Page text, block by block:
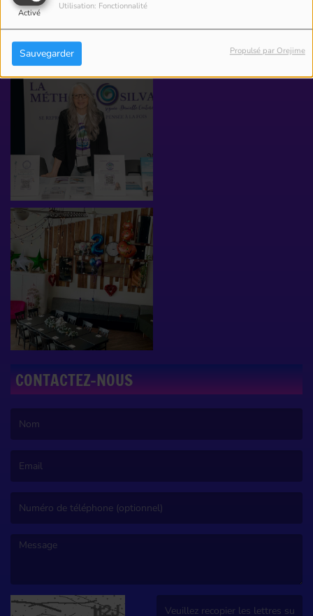
Activé
Utilisation: Fonctionnalité
Sauvegarder Propulsé par Orejime
PHOTOS
CONTACTEZ-NOUS